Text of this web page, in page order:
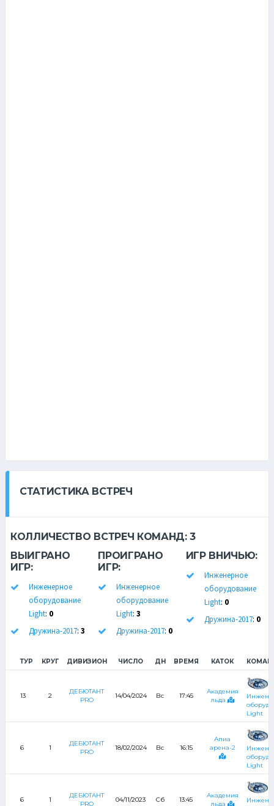
СТАТИСТИКА ВСТРЕЧ
КОЛЛИЧЕСТВО ВСТРЕЧ КОМАНД:3
ВЫИГРАНО
ИГР:
Инженерное
оборудование
Light: 0
Дружина-2017: 3
ПРОИГРАНО
ИГР:
Инженерное
оборудование
Light:3
Дружина-2017: 0
ИГР ВНИЧЬЮ:
Инженерное
оборудование
Light: 0
Дружина-2017: 0
ТУР КРУГ ДИВИЗИОН ЧИСЛО ДН ВРЕМЯ КАТОК
13 2
ДЕБЮТАНТ
PRO
14/04/2024 Вс 17:45
Академия
льда
Light
6 1
ДЕБЮТАНТ
PRO
18/02/2024 Вс 16:15
Апиа
арена-2
Light
6 1
ДЕБЮТАНТ
PRO
04/11/2023 Сб 13:45
Академия
льда